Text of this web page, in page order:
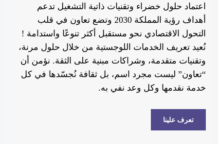
اعتماد حلول خضراء وتقنيات ذاتية التشغيل تدعم
أهداف رؤية المملكة 2030 وتضع تعاون في قلب
التحول الاقتصادي نحو مستقبل أكثر تنوعًا واستدامة !
نُعيد تعريف الخدمات اللوجستية من خلال حلول مرنة،
وتقنيات متقدمة، وشراكات مبنية على الثقة. نؤمن أن
“تعاون” ليست مجرد اسم، بل ثقافة نُجسّدها في كل
خدمة نقدمها وكل وعد نفي به.
تعرف علينا